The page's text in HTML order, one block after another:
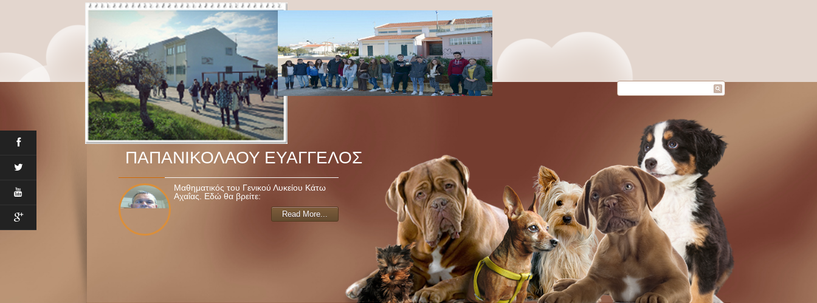
ΠΑΠΑΝΙΚΟΛΑΟΥ ΕΥΑΓΓΕΛΟΣ
Μαθηματικός του Γενικού Λυκείου Κάτω
Αχαΐας. Εδώ θα βρείτε:
Read More...